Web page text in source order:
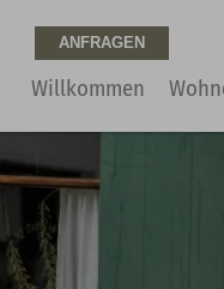
Willkommen